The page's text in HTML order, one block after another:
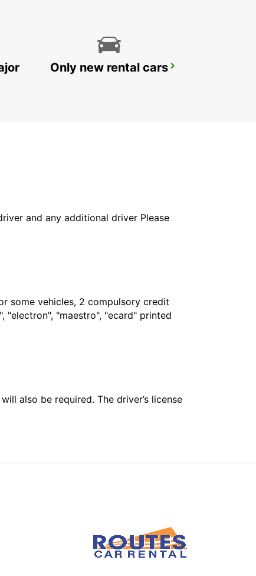
Only new rental cars
and any additional driver Please
some vehicles, 2 compulsory credit
"electron", "maestro", "ecard" printed
also be required. The driver’s license